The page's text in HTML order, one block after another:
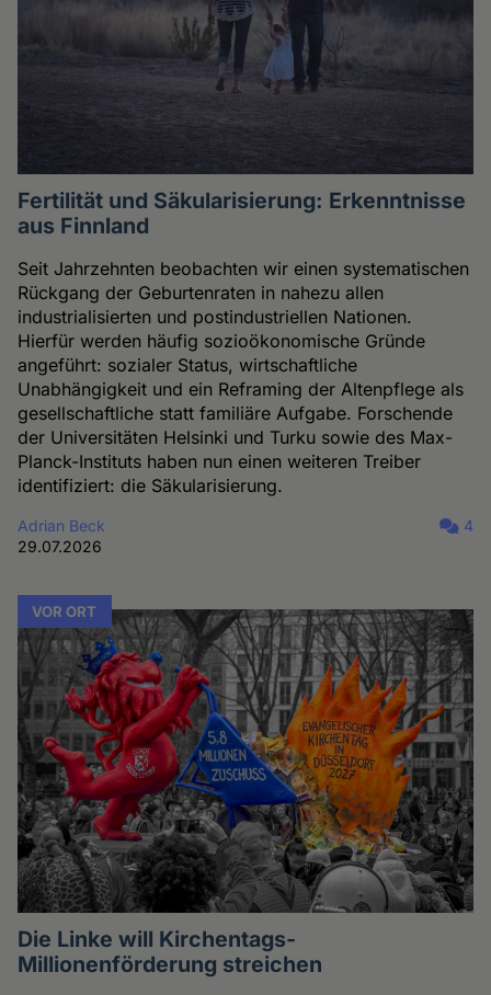
Fertilität und Säkularisierung: Erkenntnisse
aus Finnland
Seit Jahrzehnten beobachten wir einen systematischen
Rückgang der Geburtenraten in nahezu allen
industrialisierten und postindustriellen Nationen.
Hierfür werden häufig sozioökonomische Gründe
angeführt: sozialer Status, wirtschaftliche
Unabhängigkeit und ein Reframing der Altenpflege als
gesellschaftliche statt familiäre Aufgabe. Forschende
der Universitäten Helsinki und Turku sowie des Max-
Planck-Instituts haben nun einen weiteren Treiber
identifiziert: die Säkularisierung.
Adrian Beck
29.07.2026
4
VOR ORT
Die Linke will Kirchentags-
Millionenförderung streichen